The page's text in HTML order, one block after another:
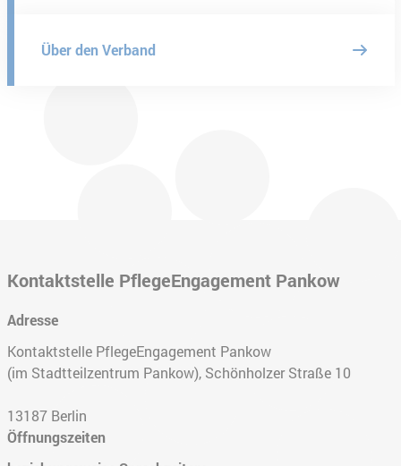
Über den Verband
Kontaktstelle PflegeEngagement Pankow
Adresse
Kontaktstelle PflegeEngagement Pankow
(im Stadtteilzentrum Pankow), Schönholzer Straße 10
13187 Berlin
Öffnungszeiten